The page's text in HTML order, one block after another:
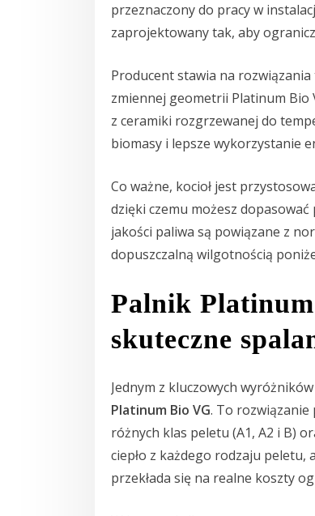
przeznaczony do pracy w
zaprojektowany tak, aby
Producent stawia na
zmiennej geometrii Platinum Bio
z ceramiki rozgrzewanej do
biomasy i lepsze wykorzystanie
Co ważne, kocioł jest
dzięki czemu możesz
jakości paliwa są powiązane z
dopuszczalną wilgotnością
Palnik
skuteczne
Jednym z kluczowych
Platinum Bio VG. To rozwiązanie
różnych klas peletu (A1, A2 i B)
ciepło z każdego rodzaju
przekłada się na realne koszty